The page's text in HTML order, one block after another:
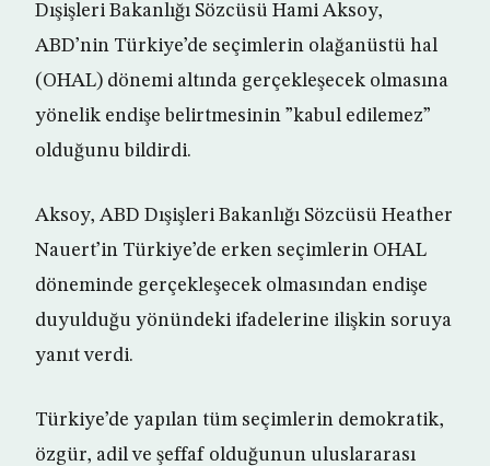
Dışişleri Bakanlığı Sözcüsü Hami Aksoy,
ABD’nin Türkiye’de seçimlerin olağanüstü hal
(OHAL) dönemi altında gerçekleşecek olmasına
yönelik endişe belirtmesinin ”kabul edilemez”
olduğunu bildirdi.
Aksoy, ABD Dışişleri Bakanlığı Sözcüsü Heather
Nauert’in Türkiye’de erken seçimlerin OHAL
döneminde gerçekleşecek olmasından endişe
duyulduğu yönündeki ifadelerine ilişkin soruya
yanıt verdi.
Türkiye’de yapılan tüm seçimlerin demokratik,
özgür, adil ve şeffaf olduğunun uluslararası